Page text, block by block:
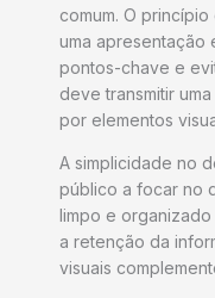
comum. O princípio
uma apresentação
pontos-chave e
deve transmitir
por elementos
A simplicidade no
público a focar no
limpo e
a retenção da
visuais